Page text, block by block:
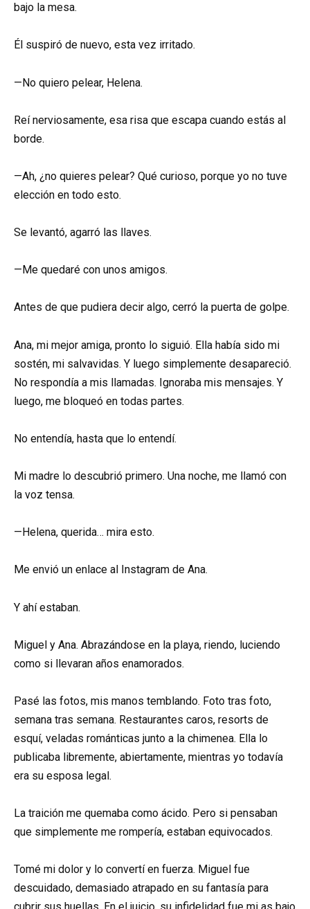
bajo la mesa.
Él suspiró de nuevo, esta vez irritado.
—No quiero pelear, Helena.
Reí nerviosamente, esa risa que escapa cuando estás al
borde.
—Ah, ¿no quieres pelear? Qué curioso, porque yo no tuve
elección en todo esto.
Se levantó, agarró las llaves.
—Me quedaré con unos amigos.
Antes de que pudiera decir algo, cerró la puerta de golpe.
Ana, mi mejor amiga, pronto lo siguió. Ella había sido mi
sostén, mi salvavidas. Y luego simplemente desapareció.
No respondía a mis llamadas. Ignoraba mis mensajes. Y
luego, me bloqueó en todas partes.
No entendía, hasta que lo entendí.
Mi madre lo descubrió primero. Una noche, me llamó con
la voz tensa.
—Helena, querida… mira esto.
Me envió un enlace al Instagram de Ana.
Y ahí estaban.
Miguel y Ana. Abrazándose en la playa, riendo, luciendo
como si llevaran años enamorados.
Pasé las fotos, mis manos temblando. Foto tras foto,
semana tras semana. Restaurantes caros, resorts de
esquí, veladas románticas junto a la chimenea. Ella lo
publicaba libremente, abiertamente, mientras yo todavía
era su esposa legal.
La traición me quemaba como ácido. Pero si pensaban
que simplemente me rompería, estaban equivocados.
Tomé mi dolor y lo convertí en fuerza. Miguel fue
descuidado, demasiado atrapado en su fantasía para